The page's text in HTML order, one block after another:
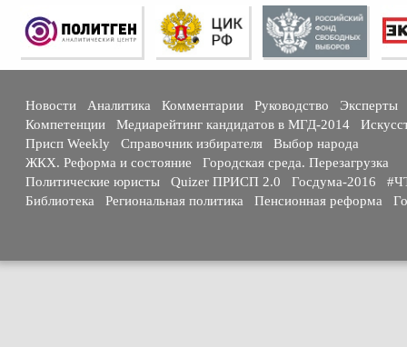
Новости Аналитика Комментарии Руководство
Эксперты
Компетенции
Медиарейтинг кандидатов в МГД-2014
Присп Weekly
Справочник избирателя
Выбор народа
ЖКХ. Реформа и состояние
Городская среда. Перезагрузка
Политические юристы
Quizer ПРИСП 2.0 Госдума-2016
Библиотека
Региональная политика Пенсионная реформа